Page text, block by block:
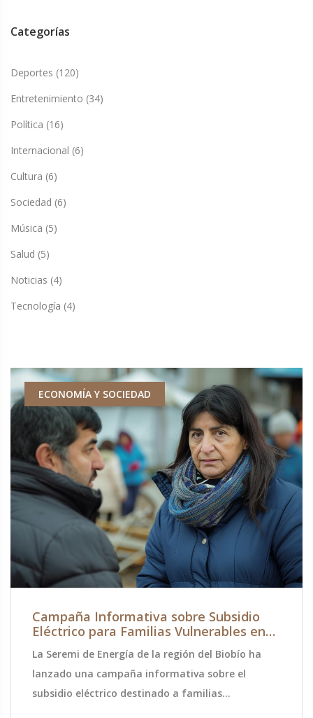
Categorías
Deportes (120)
Entretenimiento (34)
Política (16)
Internacional (6)
Cultura (6)
Sociedad (6)
Música (5)
Salud (5)
Noticias (4)
Tecnología (4)
ECONOMÍA Y SOCIEDAD
Campaña Informativa sobre Subsidio
Eléctrico para Familias Vulnerables en
La Seremi de Energía de la región del Biobío ha
lanzado una campaña informativa sobre el
subsidio eléctrico destinado a familias